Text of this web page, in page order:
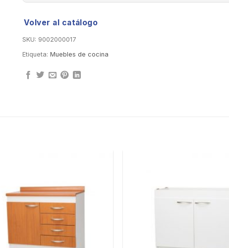
Volver al catálogo
SKU: 9002000017
Etiqueta: Muebles de cocina